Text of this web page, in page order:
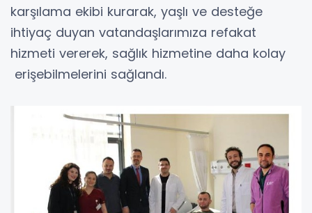
karşılama ekibi kurarak, yaşlı ve desteğe
ihtiyaç duyan vatandaşlarımıza refakat
hizmeti vererek, sağlık hizmetine daha kolay
erişebilmelerini sağlandı.